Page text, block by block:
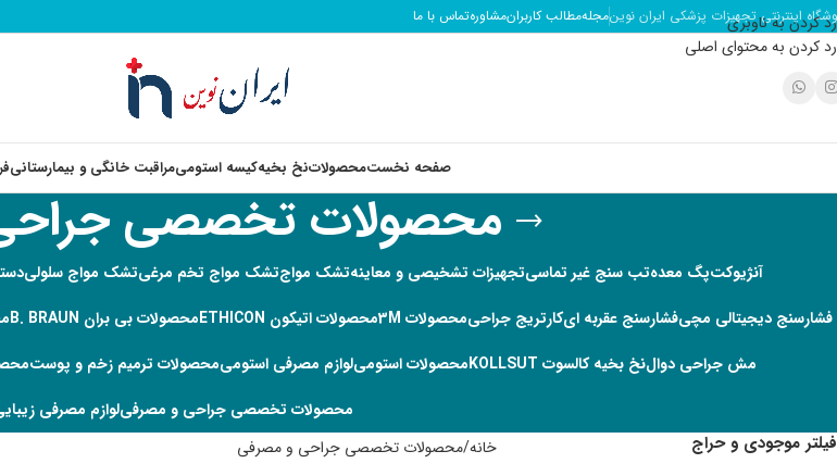
رد کردن به ناوبری
رد کردن به محتوای اصلی
اینترنتی تجهیزات پزشکی ایران نوینمجلهمطالب کاربرانمشاورهتماس با ما
صفحه نخستمحصولاتنخ بخیهکیسه استومیمراقبت خانگی و بیمارستانی
محصولات تخصصی
آنژیوکتپگ معدهتب سنج غیر تماسیتجهیزات تشخیصی و معاینهتشک مواجتشک مواج تخم مرغیتشک مواج سلولی
فشارسنج دیجیتالی مچیفشارسنج عقربه ایکارتریج جراحیمحصولات 3M محصولات اتیکون ETHICON محصولات بی بران B. BRAUN
مش جراحی دوالنخ بخیه کالسوت KOLLSUT محصولات استومیلوازم مصرفی استومیمحصولات ترمیم زخم و پوست
محصولات تخصصی جراحی و مصرفیلوازم مصرفی
فیلتر موجودی و حراج خانه محصولات تخصصی جراحی و مصرفی